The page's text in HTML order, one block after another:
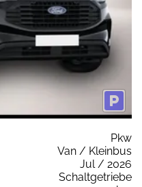
Pkw
Van / Kleinbus
Jul / 2026
Schaltgetriebe